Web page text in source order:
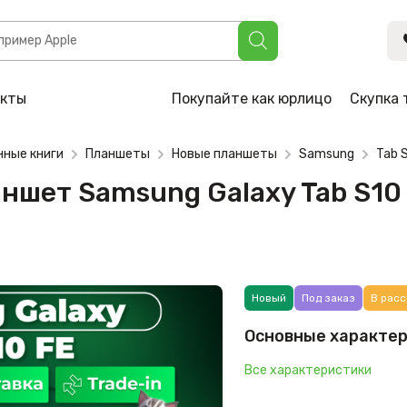
Покупайте как юрлицо Скупка
Galaxy Tab S10 FE Wi-Fi SM-X520 8GB/128GB (серый)
книги Планшеты Новые планшеты Samsung Tab
Samsung Galaxy Tab
Новый Под заказ В
Основные
Все характеристики